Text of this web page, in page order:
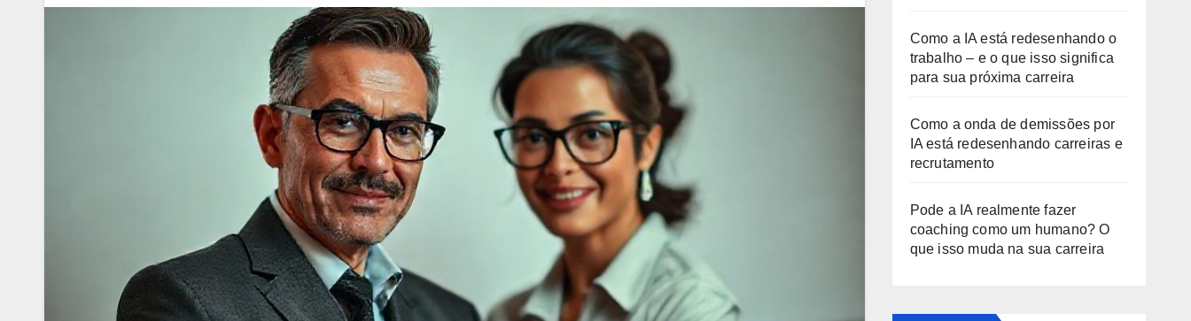
Como a IA está redesenhando o
trabalho – e o que isso significa
para sua próxima carreira
Como a onda de demissões por
IA está redesenhando carreiras e
recrutamento
Pode a IA realmente fazer
coaching como um humano? O
que isso muda na sua carreira